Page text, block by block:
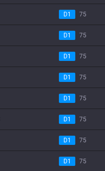
D1 75
D1 75
D1 75
D1 75
D1 75
D1 75
D1 75
D1 75